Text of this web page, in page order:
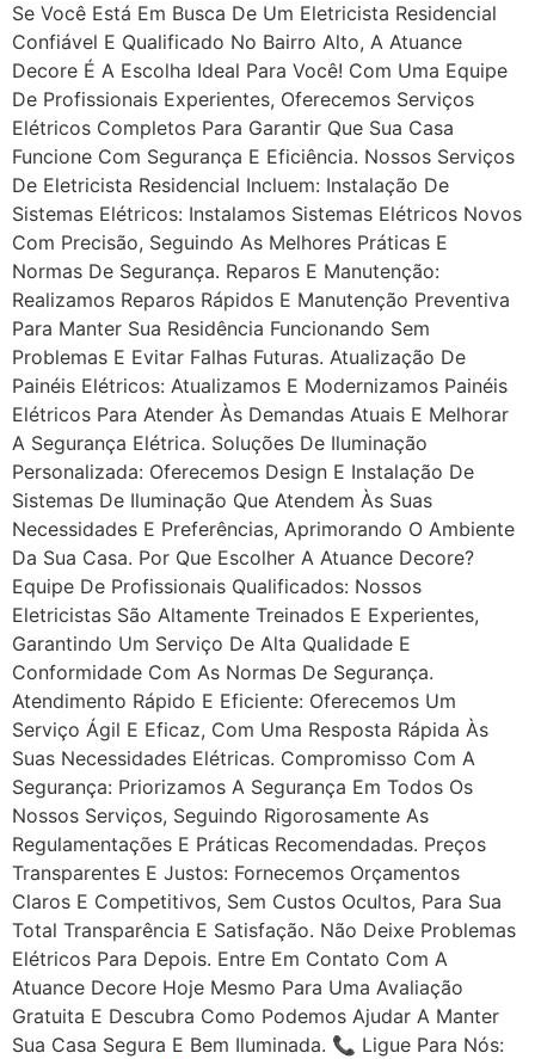
Se Você Está Em Busca De Um Eletricista Residencial
Confiável E Qualificado No Bairro Alto, A Atuance
Decore É A Escolha Ideal Para Você! Com Uma Equipe
De Profissionais Experientes, Oferecemos Serviços
Elétricos Completos Para Garantir Que Sua Casa
Funcione Com Segurança E Eficiência. Nossos Serviços
De Eletricista Residencial Incluem: Instalação De
Sistemas Elétricos: Instalamos Sistemas Elétricos Novos
Com Precisão, Seguindo As Melhores Práticas E
Normas De Segurança. Reparos E Manutenção:
Realizamos Reparos Rápidos E Manutenção Preventiva
Para Manter Sua Residência Funcionando Sem
Problemas E Evitar Falhas Futuras. Atualização De
Painéis Elétricos: Atualizamos E Modernizamos Painéis
Elétricos Para Atender Às Demandas Atuais E Melhorar
A Segurança Elétrica. Soluções De Iluminação
Personalizada: Oferecemos Design E Instalação De
Sistemas De Iluminação Que Atendem Às Suas
Necessidades E Preferências, Aprimorando O Ambiente
Da Sua Casa. Por Que Escolher A Atuance Decore?
Equipe De Profissionais Qualificados: Nossos
Eletricistas São Altamente Treinados E Experientes,
Garantindo Um Serviço De Alta Qualidade E
Conformidade Com As Normas De Segurança.
Atendimento Rápido E Eficiente: Oferecemos Um
Serviço Ágil E Eficaz, Com Uma Resposta Rápida Às
Suas Necessidades Elétricas. Compromisso Com A
Segurança: Priorizamos A Segurança Em Todos Os
Nossos Serviços, Seguindo Rigorosamente As
Regulamentações E Práticas Recomendadas. Preços
Transparentes E Justos: Fornecemos Orçamentos
Claros E Competitivos, Sem Custos Ocultos, Para Sua
Total Transparência E Satisfação. Não Deixe Problemas
Elétricos Para Depois. Entre Em Contato Com A
Atuance Decore Hoje Mesmo Para Uma Avaliação
Gratuita E Descubra Como Podemos Ajudar A Manter
Sua Casa Segura E Bem Iluminada. 📞 Ligue Para Nós: